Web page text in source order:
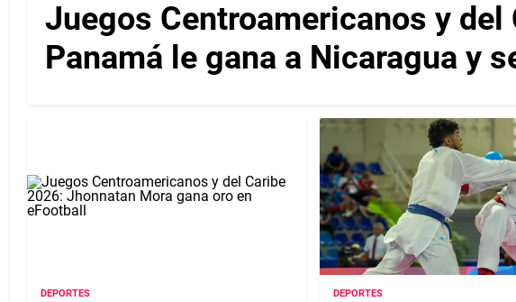
Juegos Centroamericanos y del
Panamá le gana a Nicaragua y
DEPORTES DEPORTES